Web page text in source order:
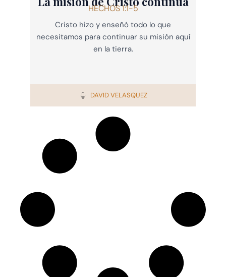
HECHOS 1:1-5
Cristo hizo y enseñó todo lo que
necesitamos para continuar su misión aquí
en la tierra.
DAVID VELASQUEZ